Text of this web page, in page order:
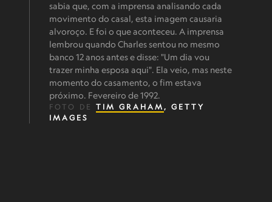
sabia que, com a imprensa analisando cada
movimento do casal, esta imagem causaria
alvoroço. E foi o que aconteceu. A imprensa
lembrou quando Charles sentou no mesmo
banco 12 anos antes e disse: "Um dia vou
trazer minha esposa aqui". Ela veio, mas neste
momento do casamento, o fim estava
próximo. Fevereiro de 1992.
FOTO DE TIM GRAHAM , GETTY
IMAGES